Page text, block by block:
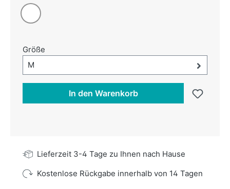
Weiß
Größe
Größe-Auswahl öffnen, aktuell ausgewählt:
M
In den Warenkorb
Lieferzeit 3-4 Tage zu Ihnen nach Hause
Kostenlose Rückgabe innerhalb von 14 Tagen